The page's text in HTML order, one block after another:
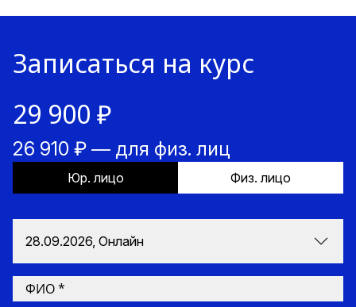
Записаться на курс
29 900 ₽
26 910 ₽ — для физ. лиц
Юр. лицо Физ. лицо
28.09.2026, Онлайн